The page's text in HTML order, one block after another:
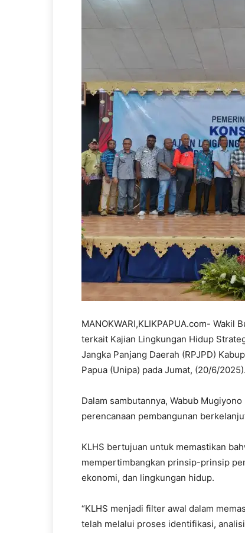
MANOKWARI,KLIKPAPUA.com-
terkait Kajian Lingkungan Hidup
Jangka Panjang Daerah (RPJPD)
Papua (Unipa) pada Jumat, (20/6/2025).
Dalam sambutannya, Wabub
perencanaan pembangunan
KLHS bertujuan untuk memastikan
mempertimbangkan prinsip-prinsip
ekonomi, dan lingkungan hidup.
“KLHS menjadi filter awal dalam
telah melalui proses identifikasi,